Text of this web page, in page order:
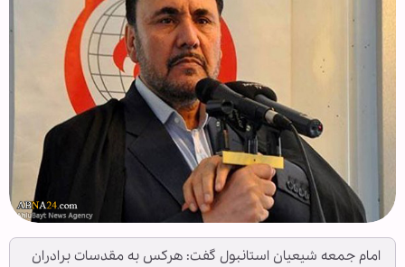
امام جمعه شیعیان استانبول گفت: هرکس به مقدسات برادران